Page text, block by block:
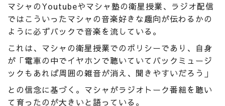
マシャのYoutubeやマシャ塾の衛星授業、ラジオ配信
ではこういったマシャの音楽好きな趣向が伝わるかの
ように必ずバックで音楽を流している。
これは、マシャの衛星授業でのポリシーであり、自身
が「電車の中でイヤホンで聴いていてバックミュージ
ックもあれば周囲の雑音が消え、聞きやすいだろう」
との信念に基づく。マシャがラジオトーク番組を聴い
て育ったのが大きいと語っている。